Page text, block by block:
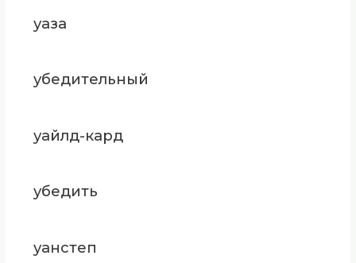
уаза
убедительный
уайлд-кард
убедить
уанстеп